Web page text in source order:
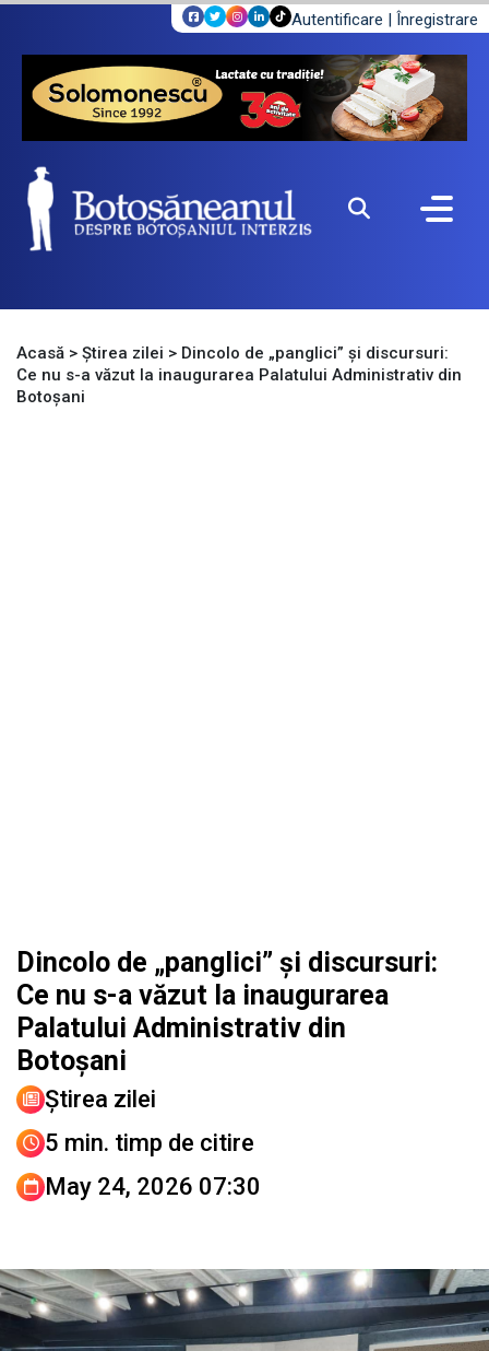
Autentificare | Înregistrare
Acasă > Știrea zilei > Dincolo de „panglici” și discursuri:
Ce nu s-a văzut la inaugurarea Palatului Administrativ din
Botoșani
Dincolo de „panglici” și discursuri:
Ce nu s-a văzut la inaugurarea
Palatului Administrativ din
Botoșani
Știrea zilei
5 min. timp de citire
May 24, 2026 07:30